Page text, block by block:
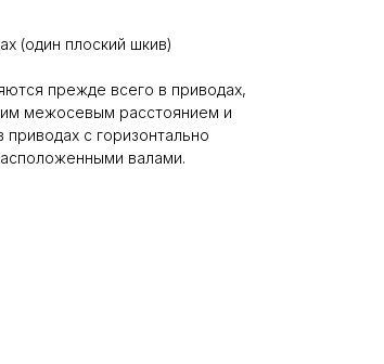
(один плоский шкив)
прежде всего в приводах,
межосевым расстоянием и
с горизонтально
валами.